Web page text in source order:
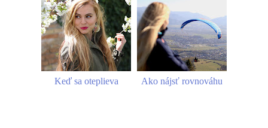
Keď sa oteplieva Ako nájsť rovnováhu